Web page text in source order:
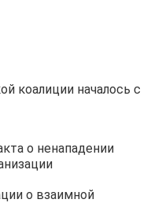
коалиции началось с
о ненападении
о взаимной